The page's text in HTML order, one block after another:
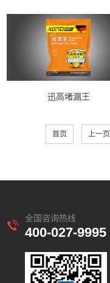
迅高堵漏王
首页 上一页
全国咨询热线
400-027-9995